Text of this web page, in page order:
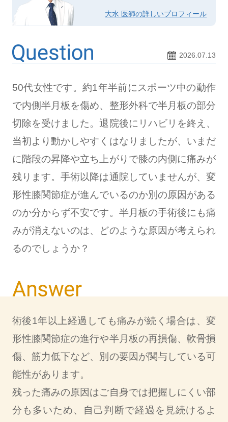
大水 医師の詳しいプロフィール
2026.07.13
50代女性です。約1年半前にスポーツ中の動作
で内側半月板を傷め、整形外科で半月板の部分
切除を受けました。退院後にリハビリを終え、
当初より動かしやすくはなりましたが、いまだ
に階段の昇降や立ち上がりで膝の内側に痛みが
残ります。手術以降は通院していませんが、変
形性膝関節症が進んでいるのか別の原因がある
のか分からず不安です。半月板の手術後にも痛
みが消えないのは、どのような原因が考えられ
るのでしょうか？
術後1年以上経過しても痛みが続く場合は、変
形性膝関節症の進行や半月板の再損傷、軟骨損
傷、筋力低下など、別の要因が関与している可
能性があります。
残った痛みの原因はご自身では把握しにくい部
分も多いため、自己判断で経過を見続けるよ